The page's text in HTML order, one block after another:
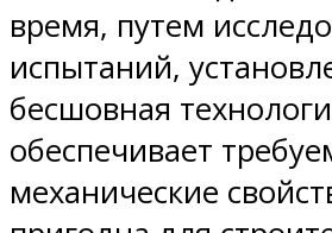
время, путем
испытаний,
бесшовная
обеспечивает
механические